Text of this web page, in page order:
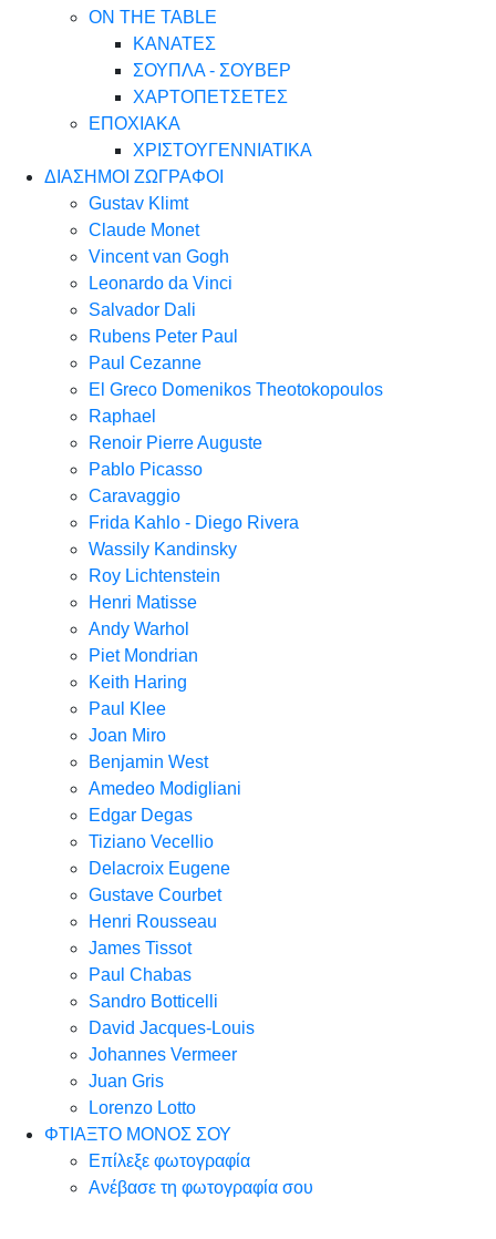
ON THE TABLE
ΚΑΝΑΤΕΣ
ΣΟΥΠΛΑ - ΣΟΥΒΕΡ
ΧΑΡΤΟΠΕΤΣΕΤΕΣ
ΕΠΟΧΙΑΚΑ
ΧΡΙΣΤΟΥΓΕΝΝΙΑΤΙΚΑ
ΔΙΑΣΗΜΟΙ ΖΩΓΡΑΦΟΙ
Gustav Klimt
Claude Monet
Vincent van Gogh
Leonardo da Vinci
Salvador Dali
Rubens Peter Paul
Paul Cezanne
El Greco Domenikos Theotokopoulos
Raphael
Renoir Pierre Auguste
Pablo Picasso
Caravaggio
Frida Kahlo - Diego Rivera
Wassily Kandinsky
Roy Lichtenstein
Henri Matisse
Andy Warhol
Piet Mondrian
Keith Haring
Paul Klee
Joan Miro
Benjamin West
Amedeo Modigliani
Edgar Degas
Tiziano Vecellio
Delacroix Eugene
Gustave Courbet
Henri Rousseau
James Tissot
Paul Chabas
Sandro Botticelli
David Jacques-Louis
Johannes Vermeer
Juan Gris
Lorenzo Lotto
ΦΤΙΑΞΤΟ ΜΟΝΟΣ ΣΟΥ
Επίλεξε φωτογραφία
Ανέβασε τη φωτογραφία σου